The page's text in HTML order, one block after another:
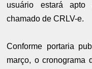
usuário estará apto
chamado de CRLV-e.
Conforme portaria
março, o cronograma